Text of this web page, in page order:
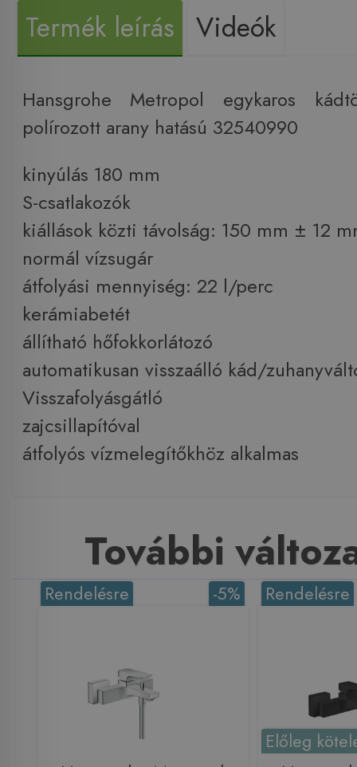
Termék leírás Videók
Hansgrohe Metropol egykaros
polírozott arany hatású 32540990
kinyúlás 180 mm
S-csatlakozók
kiállások közti távolság: 150 mm ± 12
normál vízsugár
átfolyási mennyiség: 22 l/perc
kerámiabetét
állítható hőfokkorlátozó
automatikusan visszaálló kád/
Visszafolyásgátló
zajcsillapítóval
átfolyós vízmelegítőkhöz alkalmas
További
-5%
Rendelésre Rendelésre
Előleg